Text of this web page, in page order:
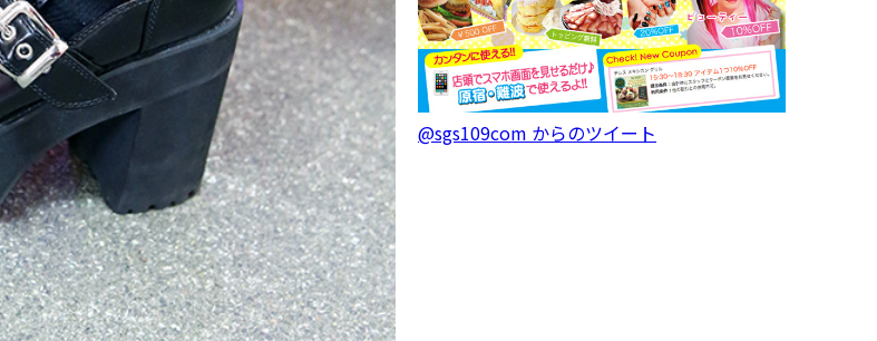
@sgs109com からのツイート